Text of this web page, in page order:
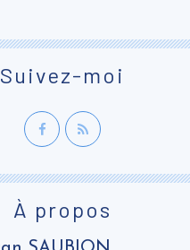
Suivez-moi
À propos